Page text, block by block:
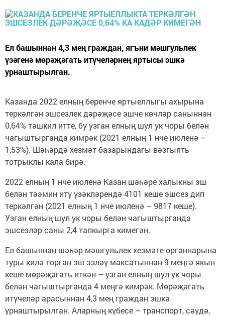
Ел башыннан 4,3 мең граждан, ягъни мәшгульлек
үзәгенә мөрәҗәгать итүчеләрнең яртысы эшкә
урнаштырылган.
Казанда 2022 елның беренче яртыеллыгы ахырына
теркәлгән эшсезлек дәрәҗәсе эшче көчләр саныннан
0,64% тәшкил итте, бу узган елның шул ук чоры белән
чагыштырганда кимрәк (2021 елның 1 нче июленә –
1,53%). Шәһәрдә хезмәт базарындагы вәзгыять
тотрыклы кала бирә.
2022 елның 1 нче июленә Казан шәһәре халыкны эш
белән тәэмин итү үзәкләрендә 4101 кеше эшсез дип
теркәлгән (2021 елның 1 нче июленә – 9817 кеше).
Узган елның шул ук чоры белән чагыштырганда
эшсезләр саны 2,4 тапкырга кимегән.
Ел башыннан шәһәр мәшгульлек хезмәте органнарына
туры килә торган эш эзләү максатыннан 9 меңгә якын
кеше мөрәҗәгать иткән – узган елның шул ук чоры
белән чагыштырганда 4 меңгә кимрәк. Мөрәҗәгать
итүчеләр арасыннан 4,3 мең граждан эшкә
урнаштырылган. Аларның күбесе – транспорт, сәүдә,